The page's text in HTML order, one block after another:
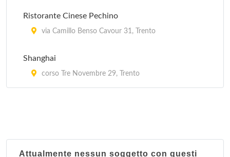
Ristorante Cinese Pechino
via Camillo Benso Cavour 31, Trento
Shanghai
corso Tre Novembre 29, Trento
Attualmente nessun soggetto con questi